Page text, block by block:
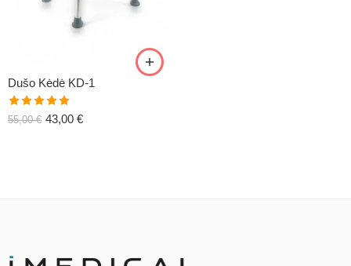
Dušo Kėdė KD-1
Įvertinimas:
55,00€ 43,00 €